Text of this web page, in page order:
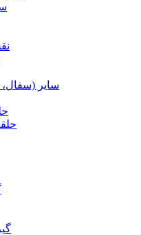
سایر